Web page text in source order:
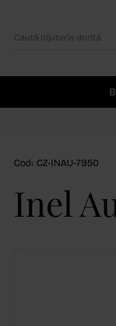
Cod: CZ-INAU-7950
Inel